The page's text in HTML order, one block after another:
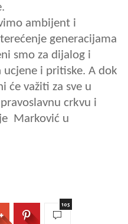
ambijent i
generacijama
smo za dijalog i
ucjene i pritiske. A dok
će važiti za sve u
crkvu i
Marković u
105